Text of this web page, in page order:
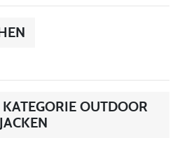
OUTDOOR
JACKEN